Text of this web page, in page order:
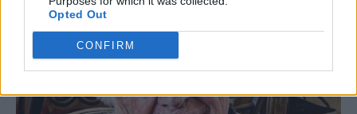
Opted Out
CONFIRM